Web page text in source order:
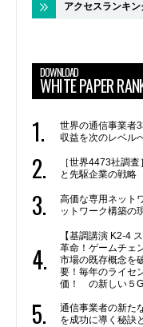
アクセスランキン
DOWNLOAD
WHITE PAPER
世界の通信事業者
収益を次のレベル
［世界4473社調
と先駆企業の戦略
高価な専用ネット
ットワーク構築の
【基調講演 K2-4
革命！ゲームチェ
市場の既存概念を
要！毎年のライセ
価！ の新しい５
通信事業者の新た
を成功に導く秘訣